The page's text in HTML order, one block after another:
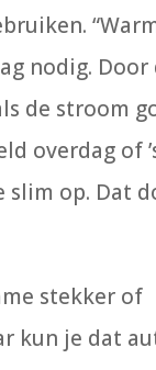
nodig.
de stroom
overdag of
slim op. Dat
stekker of
kun je dat